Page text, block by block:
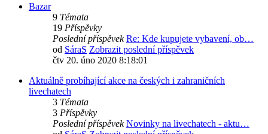
Bazar
9 Témata
19 Příspěvky
Poslední příspěvek Re: Kde kupujete vybavení, ob…
od SáraS Zobrazit poslední příspěvek
čtv 20. úno 2020 8:18:01
Aktuálně probíhající akce na českých i zahraničních
livechatech
3 Témata
3 Příspěvky
Poslední příspěvek Novinky na livechatech - aktu…